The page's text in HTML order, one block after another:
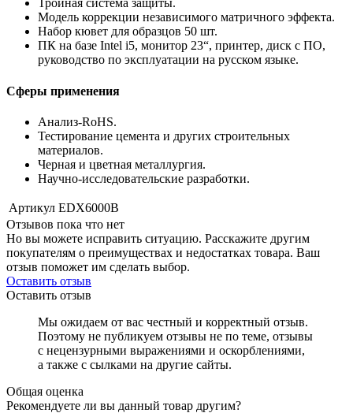
Тройная система защиты.
Модель коррекции независимого матричного эффекта.
Набор кювет для образцов 50 шт.
ПК на базе Intel i5, монитор 23“, принтер, диск с ПО,
руководство по эксплуатации на русском языке.
Сферы применения
Анализ-RoHS.
Тестирование цемента и других строительных
материалов.
Черная и цветная металлургия.
Научно-исследовательские разработки.
Артикул EDX6000B
Отзывов пока что нет
Но вы можете исправить ситуацию. Расскажите другим
покупателям о преимуществах и недостатках товара. Ваш
отзыв поможет им сделать выбор.
Оставить отзыв
Оставить отзыв
Мы ожидаем от вас честный и корректный отзыв.
Поэтому не публикуем отзывы не по теме, отзывы
с нецензурными выражениями и оскорблениями,
а также с сылками на другие сайты.
Общая оценка
Рекомендуете ли вы данный товар другим?